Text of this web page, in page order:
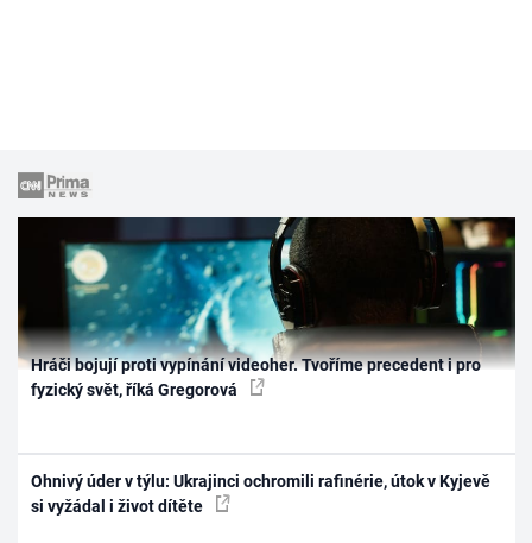
Hráči bojují proti vypínání videoher. Tvoříme precedent i pro
fyzický svět, říká Gregorová
Ohnivý úder v týlu: Ukrajinci ochromili rafinérie, útok v Kyjevě
si vyžádal i život dítěte